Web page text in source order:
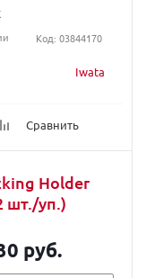
Iwata
Сравнить
Код: 03844170
Holder
шт./уп.)
руб.